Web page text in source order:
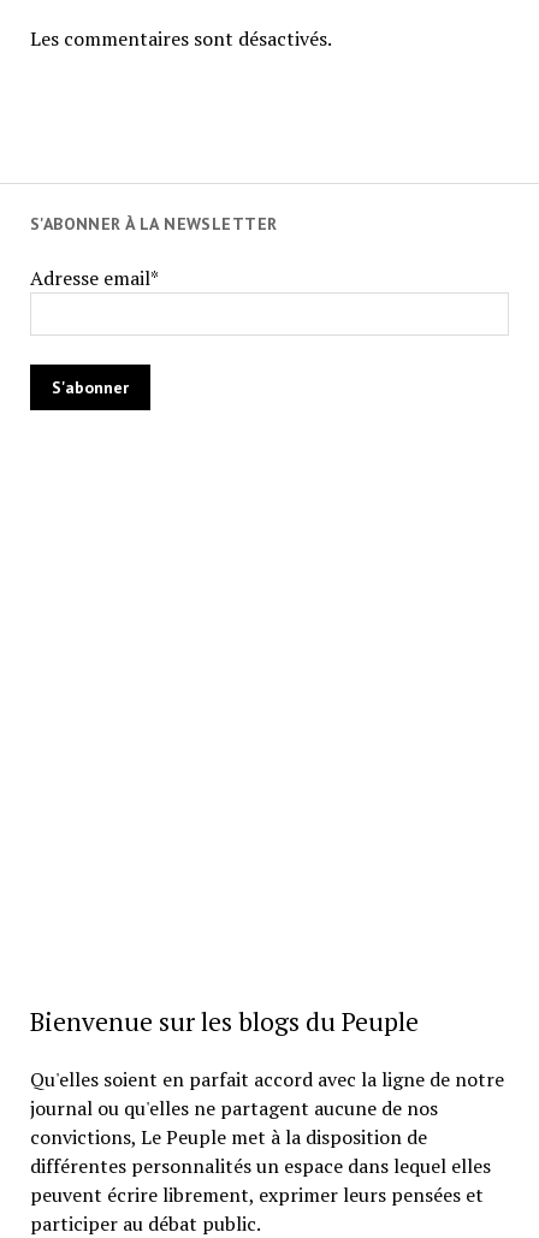
Les commentaires sont désactivés.
S'ABONNER À LA NEWSLETTER
Adresse email*
Bienvenue sur les blogs du Peuple
Qu'elles soient en parfait accord avec la ligne de notre
journal ou qu'elles ne partagent aucune de nos
convictions, Le Peuple met à la disposition de
différentes personnalités un espace dans lequel elles
peuvent écrire librement, exprimer leurs pensées et
participer au débat public.